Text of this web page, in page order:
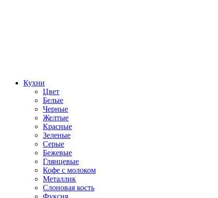
Кухни
Цвет
Белые
Черные
Желтые
Красные
Зеленые
Серые
Бежевые
Глянцевые
Кофе с молоком
Металлик
Слоновая кость
Фуксия